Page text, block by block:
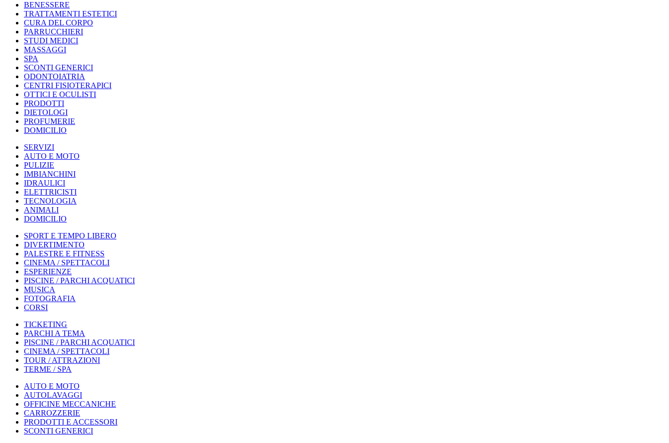
BENESSERE
TRATTAMENTI ESTETICI
CURA DEL CORPO
PARRUCCHIERI
STUDI MEDICI
MASSAGGI
SPA
SCONTI GENERICI
ODONTOIATRIA
CENTRI FISIOTERAPICI
OTTICI E OCULISTI
PRODOTTI
DIETOLOGI
PROFUMERIE
DOMICILIO
SERVIZI
AUTO E MOTO
PULIZIE
IMBIANCHINI
IDRAULICI
ELETTRICISTI
TECNOLOGIA
ANIMALI
DOMICILIO
SPORT E TEMPO LIBERO
DIVERTIMENTO
PALESTRE E FITNESS
CINEMA / SPETTACOLI
ESPERIENZE
PISCINE / PARCHI ACQUATICI
MUSICA
FOTOGRAFIA
CORSI
TICKETING
PARCHI A TEMA
PISCINE / PARCHI ACQUATICI
CINEMA / SPETTACOLI
TOUR / ATTRAZIONI
TERME / SPA
AUTO E MOTO
AUTOLAVAGGI
OFFICINE MECCANICHE
CARROZZERIE
PRODOTTI E ACCESSORI
SCONTI GENERICI